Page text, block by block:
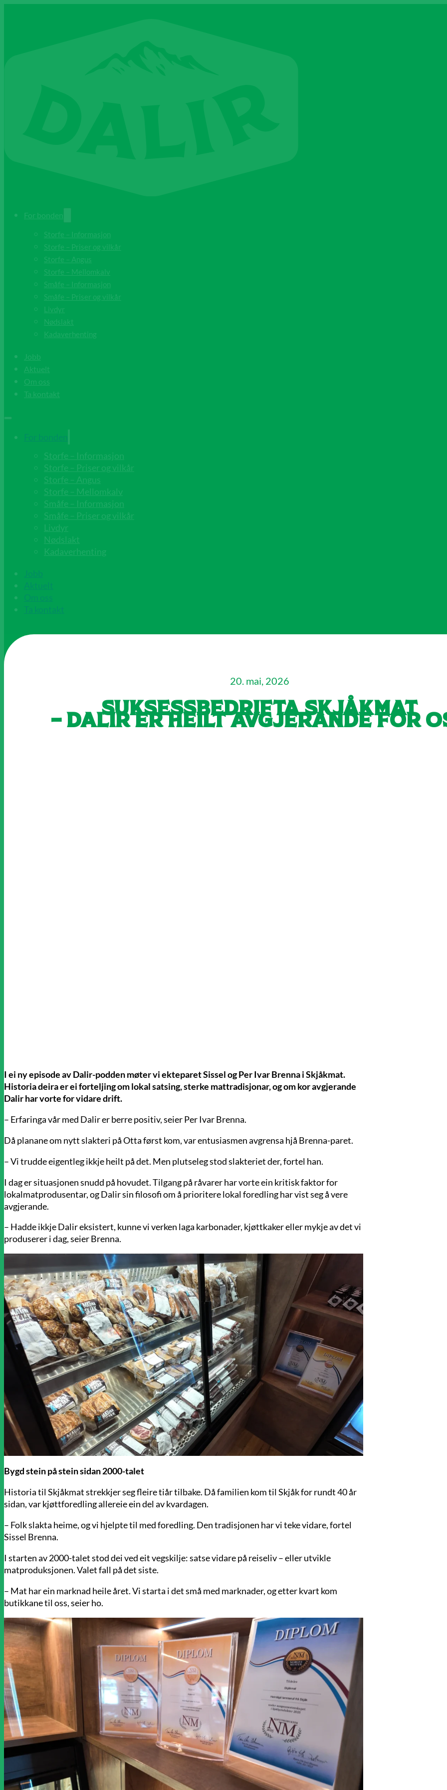
For bonden
Storfe – Informasjon
Storfe – Priser og vilkår
Storfe – Angus
Storfe – Mellomkalv
Småfe – Informasjon
Småfe – Priser og vilkår
Livdyr
Nødslakt
Kadaverhenting
Jobb
Aktuelt
Om oss
Ta kontakt
Storfe – Informasjon
Storfe – Priser og vilkår
Storfe – Angus
Storfe – Mellomkalv
Småfe – Informasjon
Småfe – Priser og vilkår
Livdyr
Nødslakt
Kadaverhenting
20. mai, 2026
Suksessbedrifta Skjåkmat
– Dalir er heilt avgjerande for
I ei ny episode av Dalir-podden møter vi ekteparet Sissel og Per Ivar Brenna i Skjåkmat.
Historia deira er ei forteljing om lokal satsing, sterke mattradisjonar, og om kor avgjerande
Dalir har vorte for vidare drift.
– Erfaringa vår med Dalir er berre positiv, seier Per Ivar Brenna.
Då planane om nytt slakteri på Otta først kom, var entusiasmen avgrensa hjå Brenna-paret.
– Vi trudde eigentleg ikkje heilt på det. Men plutseleg stod slakteriet der, fortel han.
I dag er situasjonen snudd på hovudet. Tilgang på råvarer har vorte ein kritisk faktor for
lokalmatprodusentar, og Dalir sin filosofi om å prioritere lokal foredling har vist seg å vere
avgjerande.
– Hadde ikkje Dalir eksistert, kunne vi verken laga karbonader, kjøttkaker eller mykje av det vi
produserer i dag, seier Brenna.
Bygd stein på stein sidan 2000-talet
Historia til Skjåkmat strekkjer seg fleire tiår tilbake. Då familien kom til Skjåk for rundt 40 år
sidan, var kjøttforedling allereie ein del av kvardagen.
– Folk slakta heime, og vi hjelpte til med foredling. Den tradisjonen har vi teke vidare, fortel
Sissel Brenna.
I starten av 2000-talet stod dei ved eit vegskilje: satse vidare på reiseliv – eller utvikle
matproduksjonen. Valet fall på det siste.
– Mat har ein marknad heile året. Vi starta i det små med marknader, og etter kvart kom
butikkane til oss, seier ho.